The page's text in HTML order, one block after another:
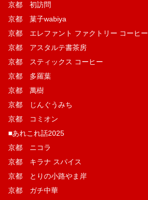
京都 初訪問
京都 菓子wabiya
京都 エレファント ファクトリー コーヒー
京都 アスタルテ書茶房
京都 スティックス コーヒー
京都 多羅葉
京都 萬樹
京都 じんぐうみち
京都 コミオン
■あれこれ話2025
京都 ニコラ
京都 キラナ スパイス
京都 とりの小路やま岸
京都 ガチ中華